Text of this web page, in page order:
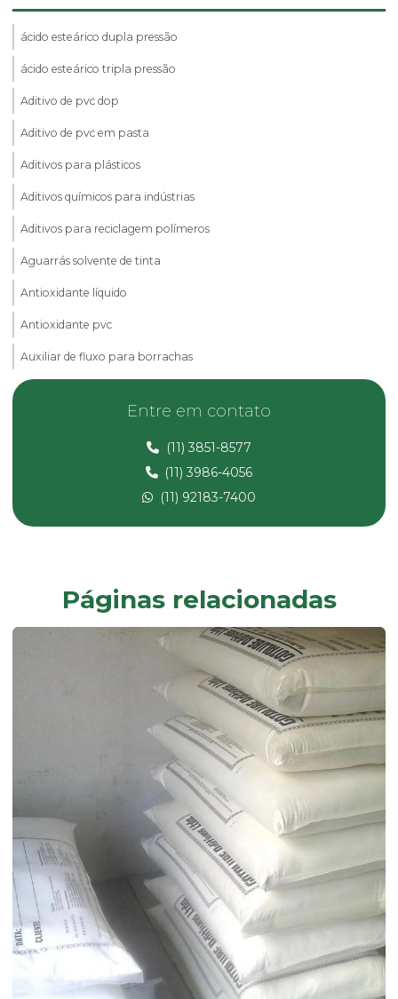
ácido esteárico dupla pressão
ácido esteárico tripla pressão
Aditivo de pvc dop
Aditivo de pvc em pasta
Aditivos para plásticos
Aditivos químicos para indústrias
Aditivos para reciclagem polímeros
Aguarrás solvente de tinta
Antioxidante líquido
Antioxidante pvc
Auxiliar de fluxo para borrachas
Carbonato de cálcio micronizado
Carbonato de magnésio
Composto de pvc rígido
Dinp
Empresa de composto de pvc
Empresa de fabricação de aditivos de uso industrial
Endurecedor líquido
Estabilizante bário
Estabilizante cálcio zinco
Estabilizante sólido
Entre em contato
(11) 3851-8577
(11) 3986-4056
(11) 92183-7400
Páginas relacionadas